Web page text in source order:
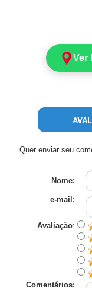
Ver
Quer enviar seu
Nome:
e-mail:
Avaliação:
Comentários: